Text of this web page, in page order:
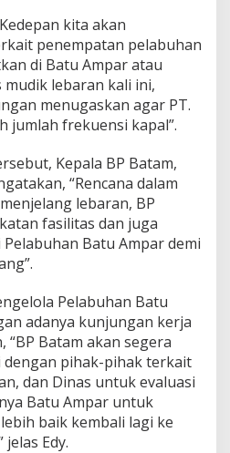
kita akan
penempatan pelabuhan
di Batu Ampar atau
lebaran kali ini,
menugaskan agar PT.
jumlah frekuensi kapal”.
Kepala BP Batam,
“Rencana dalam
lebaran, BP
fasilitas dan juga
Batu Ampar demi
Pelabuhan Batu
adanya kunjungan kerja
Batam akan segera
pihak-pihak terkait
dan Dinas untuk evaluasi
Batu Ampar untuk
baik kembali lagi ke
Edy.